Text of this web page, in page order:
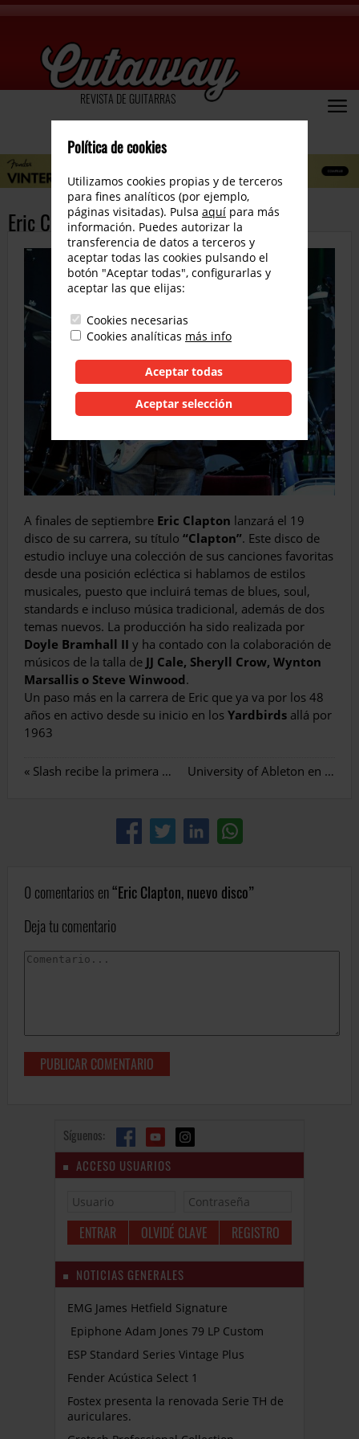
REVISTA DE GUITARRAS
Eric Clapton, nuevo disco
A finales de septiembre Eric Clapton lanzará el 19
disco de su carrera, su título “Clapton”. Este disco de
estudio incluye una colección de sus canciones favoritas
desde una posición ecléctica si hablamos de estilos
musicales, puesto que incluirá temas de blues, soul,
standards e incluso música tradicional, además de dos
temas nuevos. La producción ha sido realizada por
Doyle Bramhall II y ha contado con la colaboración de
músicos de la talla de JJ Cale, Sheryll Crow, Wynton
Marsallis o Steve Winwood.
Un paso más en la carrera de Eric que ya va por los 48
años en activo desde su inicio en los Yardbirds allá por
1963
« Slash recibe la primera Gibson fabricada tras las inundaciones University of Ableton en microFusa
0 comentarios en Eric Clapton, nuevo disco
Deja tu comentario
Síguenos:
ACCESO USUARIOS
OLVIDÉ CLAVE REGISTRO
NOTICIAS GENERALES
EMG James Hetfield Signature
Epiphone Adam Jones 79 LP Custom
ESP Standard Series Vintage Plus
Fender Acústica Select 1
Fostex presenta la renovada Serie TH de
auriculares.
Política de cookies
Utilizamos cookies propias y de terceros
para fines analíticos (por ejemplo,
páginas visitadas). Pulsa aquí para más
información. Puedes autorizar la
transferencia de datos a terceros y
aceptar todas las cookies pulsando el
botón "Aceptar todas", configurarlas y
aceptar las que elijas:
Cookies necesarias
Cookies analíticas más info
Aceptar todas
Aceptar selección